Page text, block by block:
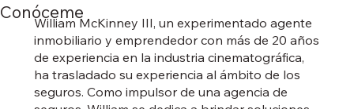
Conóceme
William McKinney III, un experimentado agente
inmobiliario y emprendedor con más de 20 años
de experiencia en la industria cinematográfica,
ha trasladado su experiencia al ámbito de los
seguros. Como impulsor de una agencia de